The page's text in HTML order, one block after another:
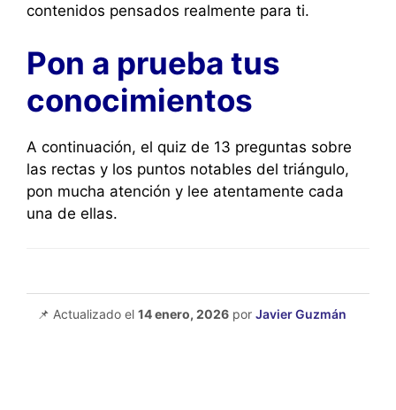
contenidos pensados realmente para ti.
Pon a prueba tus
conocimientos
A continuación, el quiz de 13 preguntas sobre
las rectas y los puntos notables del triángulo,
pon mucha atención y lee atentamente cada
una de ellas.
📌 Actualizado el 14 enero, 2026 por Javier Guzmán